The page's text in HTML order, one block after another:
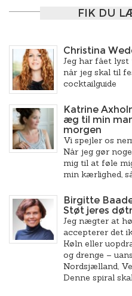
FIK DU
Christina
Jeg har fået
når jeg skal til
cocktailguide
Katrine
æg til min
morgen
Vi spejler os
Når jeg gør
mig til at føle
min kærlighed,
Birgitte
Støt jeres
Jeg nægter at
accepterer det
Køln eller
og drenge –
Nordsjælland,
Denne spiral